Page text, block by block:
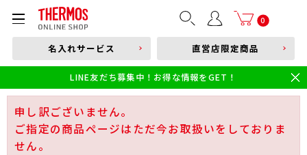
0
部品購入はこちら
本体品番やキーワードを入力
食洗機対応 新製品
幼児・園児向け水筒
小学生 低・中学年向け水筒
小学生 中・高学年向け水筒
名入れサービス 直営店限定商品
LINE友だち募集中！お得な情報をGET！
申し訳ございません。
ご指定の商品ページはただ今お取扱いをしておりま
せん。